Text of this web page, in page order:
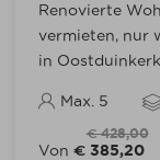
Renovierte
vermieten, nur
in
Max. 5
€ 428,00
Von € 385,20